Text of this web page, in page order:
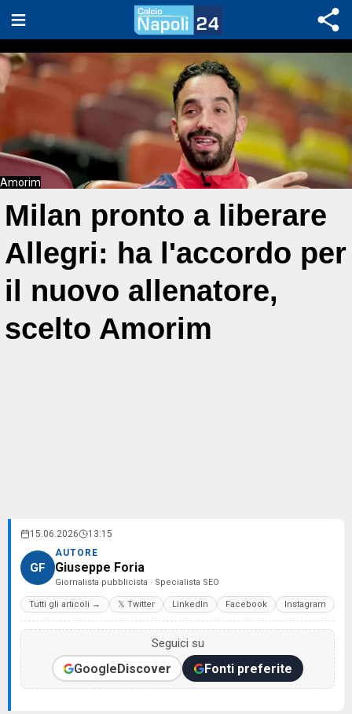
Amorim
Milan pronto a liberare
Allegri: ha l'accordo per
il nuovo allenatore,
scelto Amorim
15.06.2026 13:15
GF
AUTORE
Giuseppe Foria
Giornalista pubblicista · Specialista SEO
Tutti gli articoli → 𝕏 Twitter LinkedIn Facebook Instagram
Seguici su
GoogleDiscover Fonti preferite